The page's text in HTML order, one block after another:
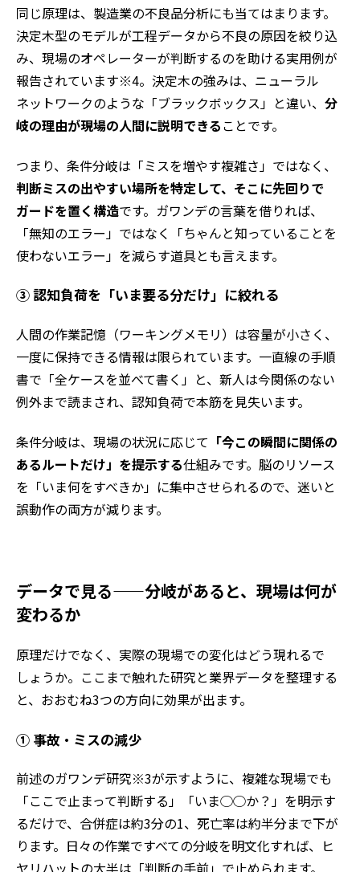
同じ原理は、製造業の不良品分析にも当てはまります。
決定木型のモデルが工程データから不良の原因を絞り込
み、現場のオペレーターが判断するのを助ける実用例が
報告されています※4。決定木の強みは、ニューラル
ネットワークのような「ブラックボックス」と違い、 分
岐の理由が現場の人間に説明できることです。
つまり、条件分岐は「ミスを増やす複雑さ」ではなく、
判断ミスの出やすい場所を特定して、そこに先回りで
ガードを置く構造です。ガワンデの言葉を借りれば、
「無知のエラー」ではなく「ちゃんと知っていることを
使わないエラー」を減らす道具とも言えます。
③ 認知負荷を「いま要る分だけ」に絞れる
人間の作業記憶（ワーキングメモリ）は容量が小さく、
一度に保持できる情報は限られています。一直線の手順
書で「全ケースを並べて書く」と、新人は今関係のない
例外まで読まされ、認知負荷で本筋を見失います。
条件分岐は、現場の状況に応じて 「今この瞬間に関係の
あるルートだけ」を提示する仕組みです。脳のリソース
を「いま何をすべきか」に集中させられるので、迷いと
誤動作の両方が減ります。
データで見る——分岐があると、現場は何が
変わるか
原理だけでなく、実際の現場での変化はどう現れるで
しょうか。ここまで触れた研究と業界データを整理する
と、おおむね3つの方向に効果が出ます。
① 事故・ミスの減少
前述のガワンデ研究※3が示すように、複雑な現場でも
「ここで止まって判断する」「いま◯◯か？」を明示す
るだけで、合併症は約3分の1、死亡率は約半分まで下が
ります。日々の作業ですべての分岐を明文化すれば、ヒ